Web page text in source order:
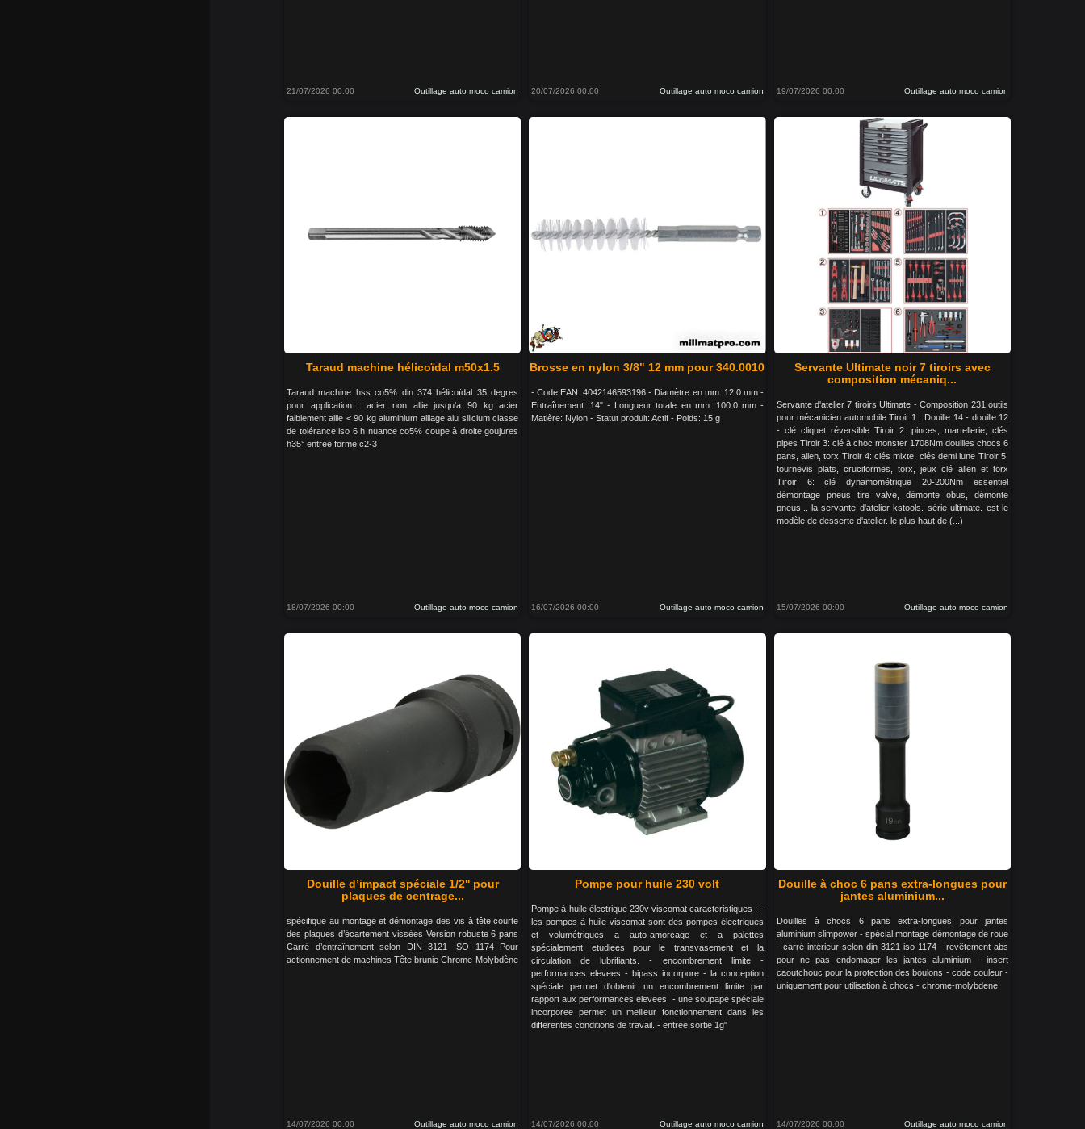
21/07/2026 00:00 Outillage auto moco camion 20/07/2026 00:00 Outillage auto moco camion 19/07/2026 00:00 Outillage auto moco camion
Taraud machine hélicoïdal m50x1.5
Taraud machine hss co5% din 374 hélicoïdal 35 degres
pour application : acier non allie jusqu'a 90 kg acier
faiblement allie < 90 kg aluminium alliage alu silicium classe
de tolérance iso 6 h nuance co5% coupe à droite goujures
h35° entree forme c2-3
18/07/2026 00:00 Outillage auto moco camion
Brosse en nylon 3/8" 12 mm pour 340.0010
- Code EAN: 4042146593196 - Diamètre en mm: 12,0 mm -
Entraînement: 14" - Longueur totale en mm: 100.0 mm -
Matière: Nylon - Statut produit: Actif - Poids: 15 g
16/07/2026 00:00 Outillage auto moco camion
Servante Ultimate noir 7 tiroirs avec
composition mécaniq...
Servante d'atelier 7 tiroirs Ultimate - Composition 231 outils
pour mécanicien automobile Tiroir 1 : Douille 14 - douille 12
- clé cliquet réversible Tiroir 2: pinces, martellerie, clés
pipes Tiroir 3: clé à choc monster 1708Nm douilles chocs 6
pans, allen, torx Tiroir 4: clés mixte, clés demi lune Tiroir 5:
tournevis plats, cruciformes, torx, jeux clé allen et torx
Tiroir 6: clé dynamométrique 20-200Nm essentiel
démontage pneus tire valve, démonte obus, démonte
pneus... la servante d'atelier kstools. série ultimate. est le
modèle de desserte d'atelier. le plus haut de (...)
15/07/2026 00:00 Outillage auto moco camion
Douille d’impact spéciale 1/2'' pour
plaques de centrage...
spécifique au montage et démontage des vis à tête courte
des plaques d’écartement vissées Version robuste 6 pans
Carré d’entraînement selon DIN 3121 ISO 1174 Pour
actionnement de machines Tête brunie Chrome-Molybdène
14/07/2026 00:00 Outillage auto moco camion
Pompe pour huile 230 volt
Pompe à huile électrique 230v viscomat caracteristiques : -
les pompes à huile viscomat sont des pompes électriques
et volumétriques a auto-amorcage et a palettes
spécialement etudiees pour le transvasement et la
circulation de lubrifiants. - encombrement limite -
performances elevees - bipass incorpore - la conception
spéciale permet d'obtenir un encombrement limite par
rapport aux performances elevees. - une soupape spéciale
incorporee permet un meilleur fonctionnement dans les
differentes conditions de travail. - entree sortie 1g"
14/07/2026 00:00 Outillage auto moco camion
Douille à choc 6 pans extra-longues pour
jantes aluminium...
Douilles à chocs 6 pans extra-longues pour jantes
aluminium slimpower - spécial montage démontage de roue
- carré intérieur selon din 3121 iso 1174 - revêtement abs
pour ne pas endomager les jantes aluminium - insert
caoutchouc pour la protection des boulons - code couleur -
uniquement pour utilisation à chocs - chrome-molybdene
14/07/2026 00:00 Outillage auto moco camion